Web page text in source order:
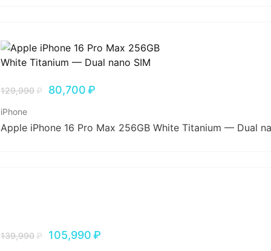
129,990₽ 80,700₽
iPhone
Apple iPhone 16 Pro Max 256GB White Titanium — Dual
139,990₽ 105,990₽